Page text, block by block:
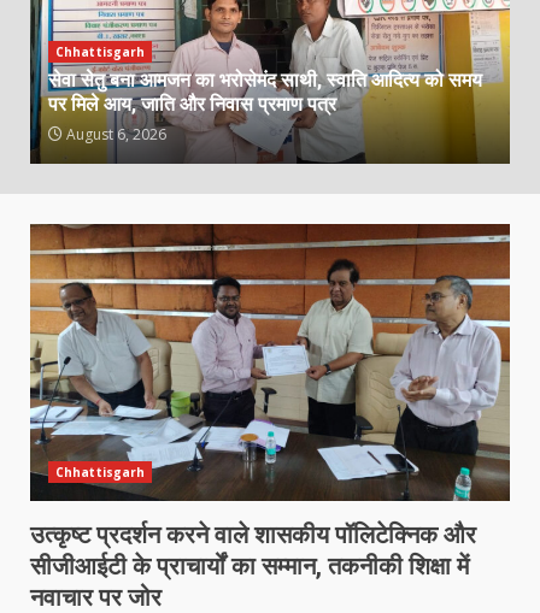
Chhattisgarh
सेवा सेतु बना आमजन का भरोसेमंद साथी, स्वाति आदित्य को समय
पर मिले आय, जाति और निवास प्रमाण पत्र
August 6, 2026
Chhattisgarh
उत्कृष्ट प्रदर्शन करने वाले शासकीय पॉलिटेक्निक और
सीजीआईटी के प्राचार्यों का सम्मान, तकनीकी शिक्षा में
नवाचार पर जोर